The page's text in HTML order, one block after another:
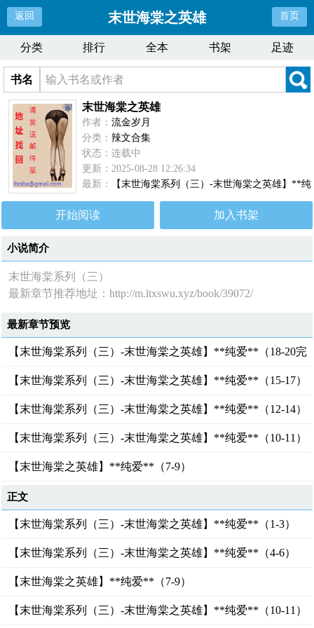
返回 末世海棠之英雄 首页
分类 排行 全本 书架 足迹
书名
末世海棠之英雄
作者：流金岁月
分类：辣文合集
状态：连载中
更新：2025-08-28 12:26:34
最新：
【末世海棠系列（三）-末世海棠之英雄】**纯
爱**（18-20完结）
开始阅读 加入书架
小说简介
末世海棠系列（三）
最新章节推荐地址：http://m.ltxswu.xyz/book/39072/
最新章节预览
【末世海棠系列（三）-末世海棠之英雄】**纯爱**（18-20完
结）【末世海棠系列（三）-末世海棠之英雄】**纯爱**（15-17）
【末世海棠系列（三）-末世海棠之英雄】**纯爱**（12-14）
【末世海棠系列（三）-末世海棠之英雄】**纯爱**（10-11）
【末世海棠之英雄】**纯爱**（7-9）
正文
【末世海棠系列（三）-末世海棠之英雄】**纯爱**（1-3）
【末世海棠系列（三）-末世海棠之英雄】**纯爱**（4-6）
【末世海棠之英雄】**纯爱**（7-9）
【末世海棠系列（三）-末世海棠之英雄】**纯爱**（10-11）